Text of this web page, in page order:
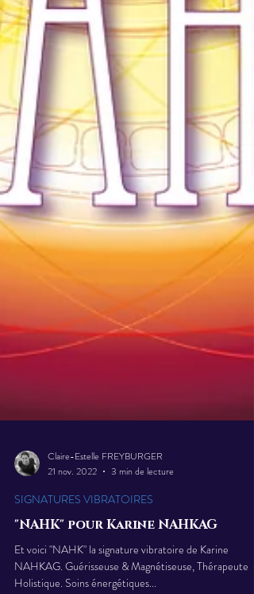
Claire-Estelle FREYBURGER
21 nov. 2022
3 min de lecture